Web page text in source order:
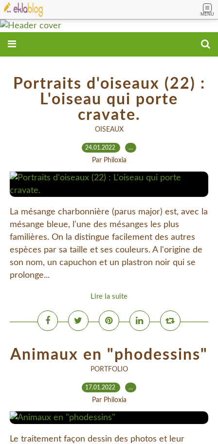
MENU
Portraits d'oiseaux (22) :
L'oiseau qui porte
cravate.
OISEAUX
24.01.2022 …
Par Philoxia
La mésange charbonnière (parus major) est, avec la
mésange bleue, l'une des mésanges les plus
familières. On la distingue facilement des autres
espèces par sa taille et ses couleurs. A l'origine de
son nom, un capuchon et un plastron noir qui se
prolonge...
Lire la suite
Animaux en "phodessins"
PORTFOLIO
17.01.2022 …
Par Philoxia
Le traitement façon dessin des photos et leur